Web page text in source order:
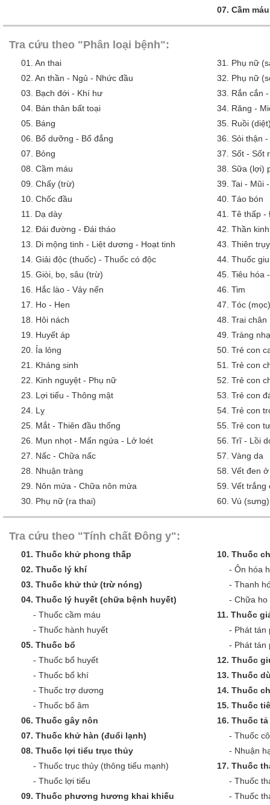
07. Cầm máu
Tra cứu theo "Phân loại bệnh":
01. An thai
02. An thần - Ngủ - Nhức đầu
03. Bạch đới - Khí hư
04. Bán thân bất toại
05. Báng
06. Bổ dưỡng - Bổ đắng
07. Bỏng
08. Cầm máu
09. Chấy (trừ)
10. Chốc đầu
11. Dạ dày
12. Đái đường - Đái tháo
13. Di mộng tinh - Liệt dương - Hoạt tinh
14. Giải độc (thuốc) - Thuốc có độc
15. Giòi, bọ, sâu (trừ)
16. Hắc lào - Vảy nến
17. Ho - Hen
18. Hôi nách
19. Huyết áp
20. Ỉa lỏng
21. Kháng sinh
22. Kinh nguyệt - Phụ nữ
23. Lợi tiểu - Thông mật
24. Lỵ
25. Mắt - Thiên đầu thống
26. Mụn nhọt - Mẩn ngứa - Lở loét
27. Nấc - Chữa nấc
28. Nhuận tràng
29. Nôn mửa - Chữa nôn mửa
30. Phụ nữ (ra thai)
31. Phụ nữ
32. Phụ nữ
33. Rắn cắn
34. Răng -
35. Ruồi
36. Sỏi thận
37. Sốt - Sốt
38. Sữa (lợi)
39. Tai - Mũi
40. Táo bón
41. Tê thấp -
42. Thần
43. Thiên trụy
44. Thuốc
45. Tiêu hóa
46. Tim
47. Tóc
48. Trai chân
49. Tràng
50. Trẻ con
51. Trẻ con
52. Trẻ con
53. Trẻ con
54. Trẻ con
55. Trẻ con
56. Trĩ - Lồi
57. Vàng da
58. Vết đen
59. Vết trắng
60. Vú
Tra cứu theo "Tính chất Đông y":
01. Thuốc khử phong thấp
02. Thuốc lý khí
03. Thuốc khử thử (trừ nóng)
04. Thuốc lý huyết (chữa bệnh huyết)
- Thuốc cầm máu
- Thuốc hành huyết
05. Thuốc bổ
- Thuốc bổ huyết
- Thuốc bổ khí
- Thuốc trợ dương
- Thuốc bổ âm
06. Thuốc gây nôn
07. Thuốc khử hàn (đuổi lạnh)
08. Thuốc lợi tiểu trục thủy
- Thuốc trục thủy (thông tiểu mạnh)
- Thuốc lợi tiểu
09. Thuốc phương hương khai khiếu
10. Thuốc
- Ôn hóa
- Thanh
- Chữa ho
11. Thuốc
- Phát tán
- Phát tán
12. Thuốc
13. Thuốc
14. Thuốc
15. Thuốc
16. Thuốc
- Thuốc
- Nhuận
17. Thuốc
- Thuốc
- Thuốc